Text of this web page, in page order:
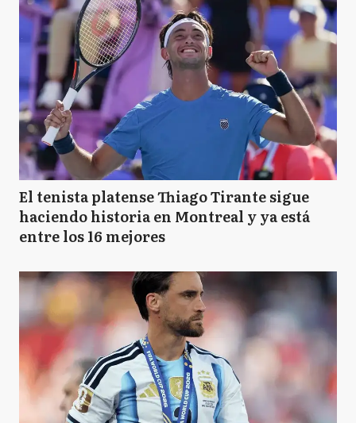
El tenista platense Thiago Tirante sigue
haciendo historia en Montreal y ya está
entre los 16 mejores